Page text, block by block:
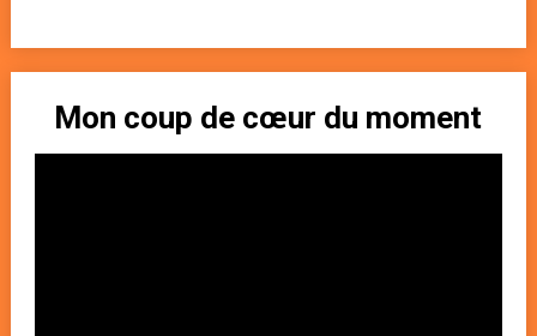
Mon coup de cœur du moment